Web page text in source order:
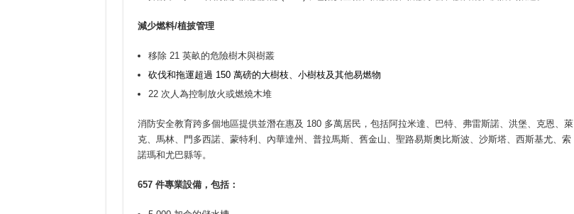
減少燃料/植披管理
移除 21 英畝的危險樹木與樹叢
砍伐和拖運超過 150 萬磅的大樹枝、小樹枝及其他易燃物
22 次人為控制放火或燃燒木堆
消防安全教育跨多個地區提供並潛在惠及 180 多萬居民，包括阿拉米達、巴特、弗雷斯諾、洪堡、克恩、萊
克、馬林、門多西諾、蒙特利、內華達州、普拉馬斯、舊金山、聖路易斯奧比斯波、沙斯塔、西斯基尤、索
諾瑪和尤巴縣等。
657 件專業設備，包括：